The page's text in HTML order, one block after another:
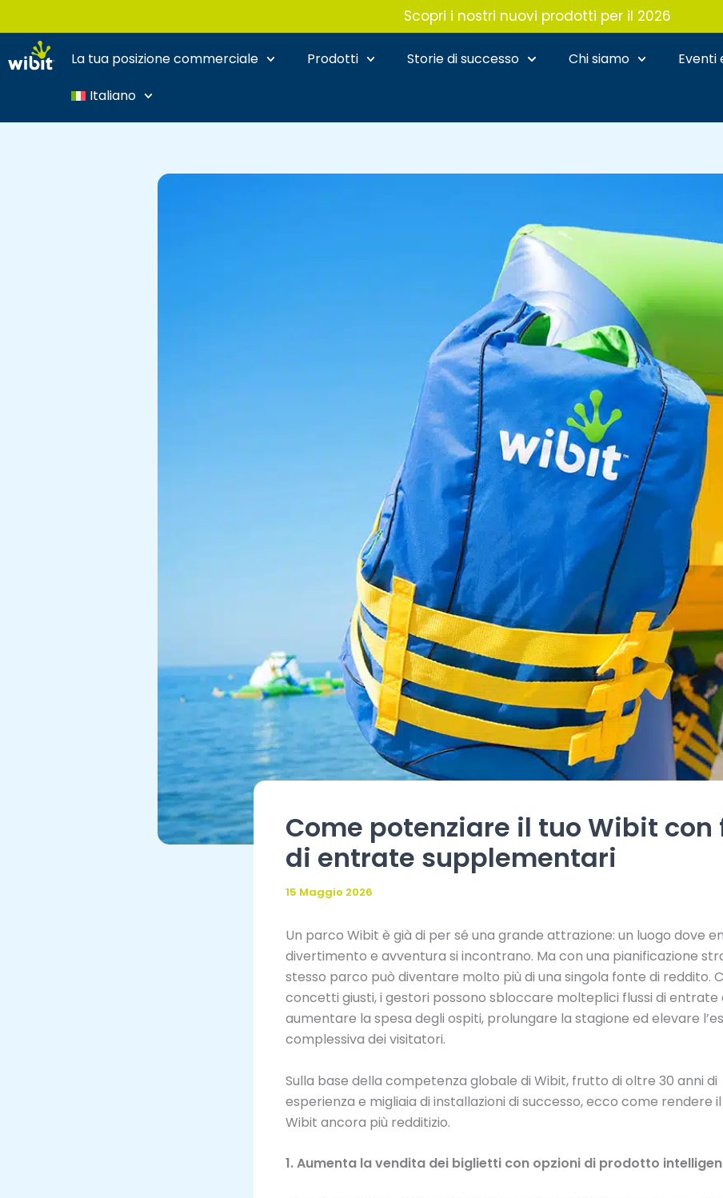
al
contenuto
Scopri i nostri nuovi prodotti per il 2026
La tua posizione commerciale Prodotti Storie di successo Chi siamo
Eventi
Italiano
Come potenziare il tuo Wibit con
di entrate supplementari
15 Maggio 2026
Un parco Wibit è già di per sé una grande attrazione: un luogo dove
divertimento e avventura si incontrano. Ma con una pianificazione
stesso parco può diventare molto più di una singola fonte di reddito.
concetti giusti, i gestori possono sbloccare molteplici flussi di entrate
aumentare la spesa degli ospiti, prolungare la stagione ed elevare
complessiva dei visitatori.
Sulla base della competenza globale di Wibit, frutto di oltre 30 anni di
esperienza e migliaia di installazioni di successo, ecco come rendere
Wibit ancora più redditizio.
1. Aumenta la vendita dei biglietti con opzioni di prodotto